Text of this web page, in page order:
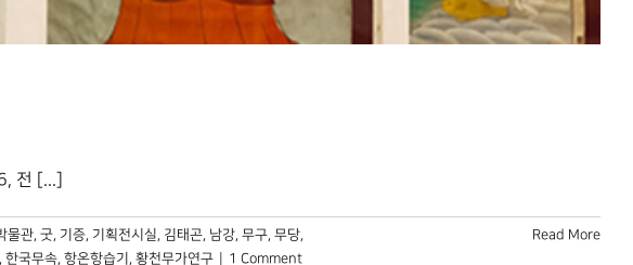
전 [...]
물관, 굿, 기증, 기획전시실, 김태곤, 남강, 무구, 무당,
, 한국무속, 항온항습기 , 황천무가연구 1 Comment
Read More